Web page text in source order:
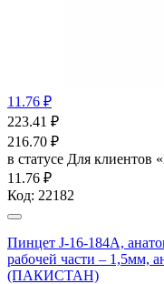
11.76 ₽
223.41 ₽
216.70 ₽
в статусе Для клиентов
11.76 ₽
Код: 22182
Пинцет J-16-184A,
рабочей части – 1,5мм,
(ПАКИСТАН)